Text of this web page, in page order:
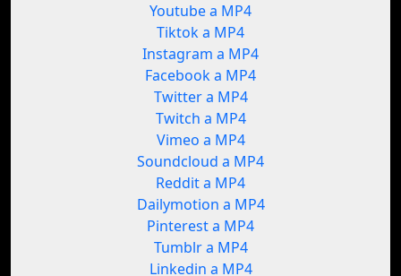
Youtube a MP4
Tiktok a MP4
Instagram a MP4
Facebook a MP4
Twitter a MP4
Twitch a MP4
Vimeo a MP4
Soundcloud a MP4
Reddit a MP4
Dailymotion a MP4
Pinterest a MP4
Tumblr a MP4
Linkedin a MP4